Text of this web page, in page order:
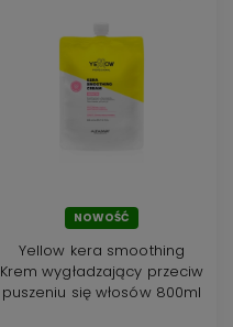
NOWOŚĆ
Yellow kera smoothing
Krem wygładzający przeciw
puszeniu się włosów 800ml